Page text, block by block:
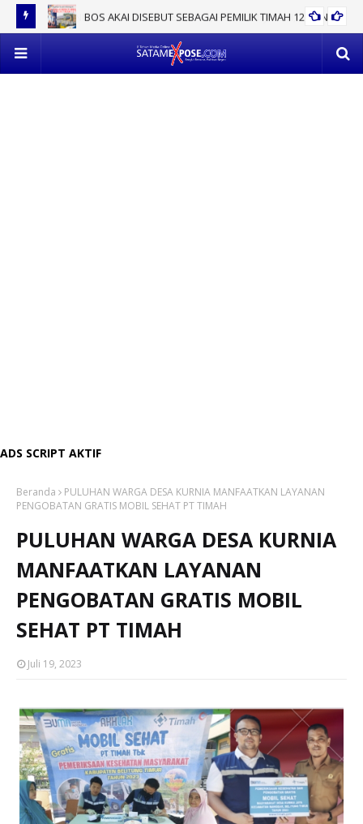
BOS AKAI DISEBUT SEBAGAI PEMILIK TIMAH 12 TON
ADS SCRIPT AKTIF
Beranda
PULUHAN WARGA DESA KURNIA MANFAATKAN LAYANAN
PENGOBATAN GRATIS MOBIL SEHAT PT TIMAH
PULUHAN WARGA DESA KURNIA
MANFAATKAN LAYANAN
PENGOBATAN GRATIS MOBIL
SEHAT PT TIMAH
Juli 19, 2023